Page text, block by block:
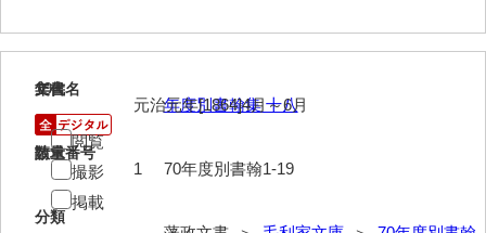
19
文書名
年度別書翰集 十八
請求番号
70年度別書翰1-19
分類
年代
元治元年[1864]4月～6月
数量
1
閲覧
撮影
掲載